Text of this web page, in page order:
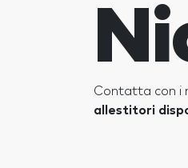
Contatta con i
allestitori